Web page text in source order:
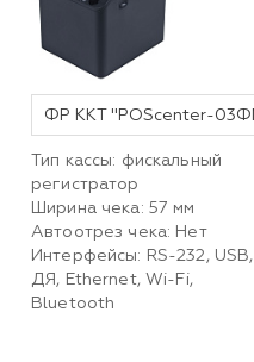
Тип кассы: фискальный
регистратор
Ширина чека: 57 мм
Автоотрез чека: Нет
Интерфейсы: RS-232, USB,
ДЯ, Ethernet, Wi-Fi,
Bluetooth